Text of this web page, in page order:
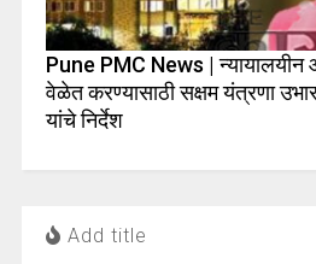
Pune PMC News |
वेळेत करण्यासाठी सक्षम यंत्रणा
यांचे निर्देश
Add title